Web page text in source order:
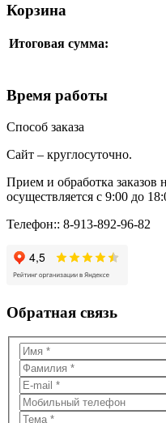
Корзина
Итоговая сумма:
Время работы
Способ заказа
Сайт – круглосуточно.
Прием и обработка заказов
осуществляется с 9:00 до
Телефон:: 8-913-892-96-82
Обратная связь